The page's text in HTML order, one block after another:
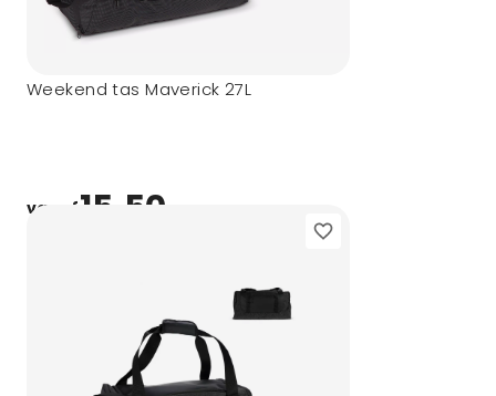
Weekend tas Maverick 27L
vanaf15,50